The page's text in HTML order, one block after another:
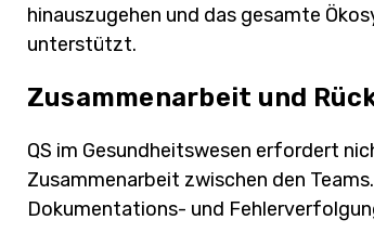
hinauszugehen und das gesamte
unterstützt.
Zusammenarbeit und
QS im Gesundheitswesen erfordert
Zusammenarbeit zwischen den
Dokumentations- und